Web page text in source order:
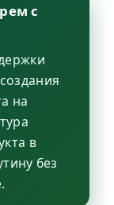
с
на
в
без